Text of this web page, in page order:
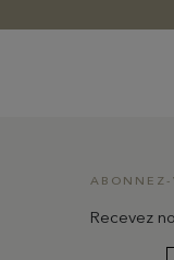
ABONNEZ-
Recevez